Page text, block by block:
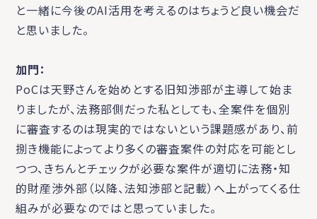
と一緒に今後のAI活用を考えるのはちょうど良い機会だ
と思いました。
加門：
PoCは天野さんを始めとする旧知渉部が主導して始ま
りましたが、法務部側だった私としても、全案件を個別
に審査するのは現実的ではないという課題感があり、前
捌き機能によってより多くの審査案件の対応を可能とし
つつ、きちんとチェックが必要な案件が適切に法務・知
的財産渉外部（以降、法知渉部と記載）へ上がってくる仕
組みが必要なのではと思っていました。